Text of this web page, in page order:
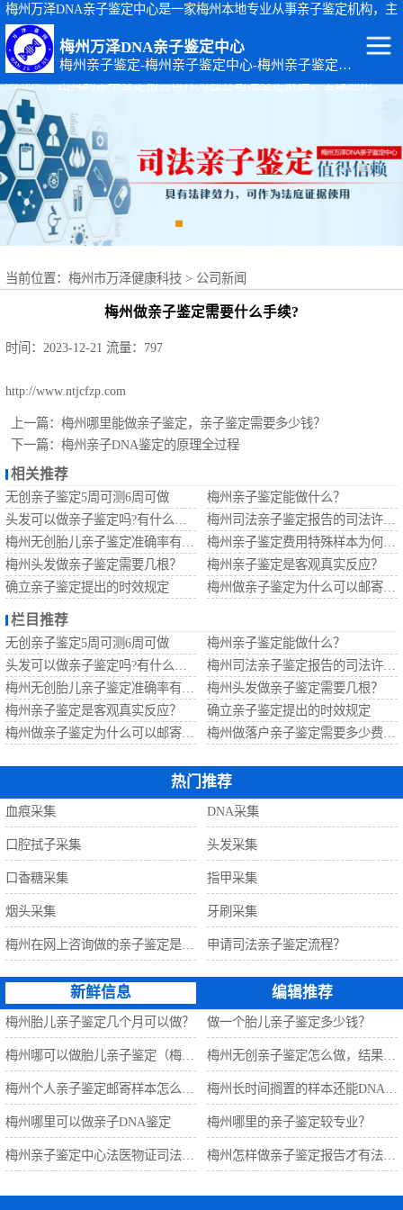
梅州万泽DNA亲子鉴定中心是一家梅州本地专业从事亲子鉴定机构，主
要从事：梅州司法亲子鉴定、梅州个人隐私亲子鉴定、梅州孕期胎儿亲
子鉴定等基因检测服务。梅州亲子鉴定地址：广东省梅州市梅江区黄塘
路14-4号。梅州万泽DNA亲子鉴定中心出具的亲子鉴定报告准确率达
99.99%，出具的亲子鉴定报告可作为独立司法鉴定依据，全球通用。
梅州万泽DNA亲子鉴定中心
梅州亲子鉴定-梅州亲子鉴定中心-梅州亲子鉴定机构
当前位置： 梅州市万泽健康科技 > 公司新闻
梅州做亲子鉴定需要什么手续?
时间：2023-12-21 流量：797
http://www.ntjcfzp.com
上一篇： 梅州哪里能做亲子鉴定，亲子鉴定需要多少钱？
下一篇： 梅州亲子DNA鉴定的原理全过程
相关推荐
无创亲子鉴定5周可测6周可做
梅州亲子鉴定能做什么？
梅州头发做亲子鉴定需要几根？
梅州亲子鉴定是客观真实反应？
确立亲子鉴定提出的时效规定
栏目推荐
无创亲子鉴定5周可测6周可做
梅州亲子鉴定能做什么？
梅州头发做亲子鉴定需要几根？
梅州亲子鉴定是客观真实反应？
确立亲子鉴定提出的时效规定
热门推荐
血痕采集 DNA采集
口腔拭子采集 头发采集
口香糖采集 指甲采集
烟头采集 牙刷采集
申请司法亲子鉴定流程？
新鲜信息 编辑推荐
梅州胎儿亲子鉴定几个月可以做？ 做一个胎儿亲子鉴定多少钱？
梅州哪里可以做亲子DNA鉴定 梅州哪里的亲子鉴定较专业？
梅州DNA亲子鉴
定
梅州出生证补办
亲子鉴定
梅州个人隐私亲
子鉴定
梅州个体识别
梅州亲缘关系鉴
定
梅州无创胎儿亲
子鉴定
定
梅州孕期亲子鉴
定